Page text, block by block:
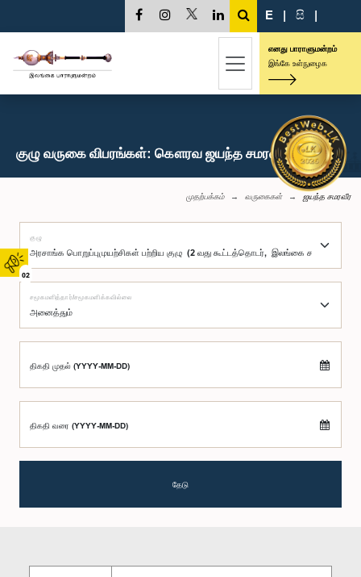
02
E | සි |
எனது பாராளுமன்றம்
இங்கே உள்நுழைக
குழு வருகை விபரங்கள்: கௌரவ ஜயந்த சமரவீர, பா.உ.
முதற்பக்கம் வருகைகள் ஜயந்த சமரவீர
குழு
சமூகமளித்தார்/சமூகமளிக்கவில்லை
திகதி முதல் (YYYY-MM-DD)
திகதி வரை (YYYY-MM-DD)
தேடு